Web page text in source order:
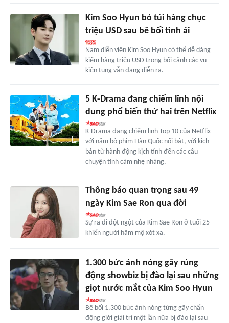
Kim Soo Hyun bỏ túi hàng chục
triệu USD sau bê bối tình ái
Nam diễn viên Kim Soo Hyun có thể dễ dàng
kiếm hàng triệu USD trong bối cảnh các vụ
kiện tụng vẫn đang diễn ra.
5 K-Drama đang chiếm lĩnh nội
dung phổ biến thứ hai trên Netflix
K-Drama đang chiếm lĩnh Top 10 của Netflix
với năm bộ phim Hàn Quốc nổi bật, với kịch
bản từ hành động kịch tính đến các câu
chuyện tình cảm nhẹ nhàng.
Thông báo quan trọng sau 49
ngày Kim Sae Ron qua đời
Sự ra đi đột ngột của Kim Sae Ron ở tuổi 25
khiến người hâm mộ xót xa.
1.300 bức ảnh nóng gây rúng
động showbiz bị đào lại sau những
giọt nước mắt của Kim Soo Hyun
Bê bối 1.300 bức ảnh nóng từng gây chấn
động giới giải trí một lần nữa bị đào lại sau